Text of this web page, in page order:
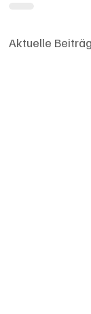
Aktuelle